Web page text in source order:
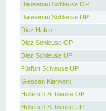
Dausenau Schleuse OP
Dausenau Schleuse UP
Diez Hafen
Diez Schleuse OP
Diez Schleuse UP
Fürfurt Schleuse UP
Giessen Klärwerk
Hollerich Schleuse OP
Hollerich Schleuse UP